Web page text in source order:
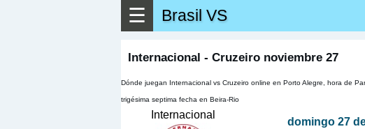
☰ Brasil VS
Internacional - Cruzeiro noviembre 27
Dónde juegan Internacional vs Cruzeiro online en Porto Alegre, hora de
trigésima septima fecha en Beira-Rio
Internacional
domingo 27
▶ Ver más